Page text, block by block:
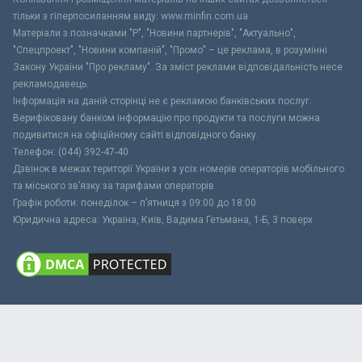
тільки з гіперпосиланням виду: www.minfin.com.ua
Матеріали з позначками "Р", "Новини партнерів", "Актуально",
"Спецпроект", "Новини компаній", "Промо" – це реклама, в розумінні
Закону України "Про рекламу". За зміст реклами відповідальність несе
рекламодавець.
Інформація на даній сторінці не є рекламою банківських послуг.
Верифіковану банком інформацію про продукти та послуги можна
подивитися на офіційному сайті відповідного банку.
Телефон: (044) 392-47-40
Дзвінок в межах території України з усіх номерів операторів мобільного
та міського зв’язку за тарифами операторів
Графік роботи: понеділок – п’ятниця з 09:00 до 18:00
Юридична адреса: Україна, Київ, Вадима Гетьмана, 1-Б, 3 поверх